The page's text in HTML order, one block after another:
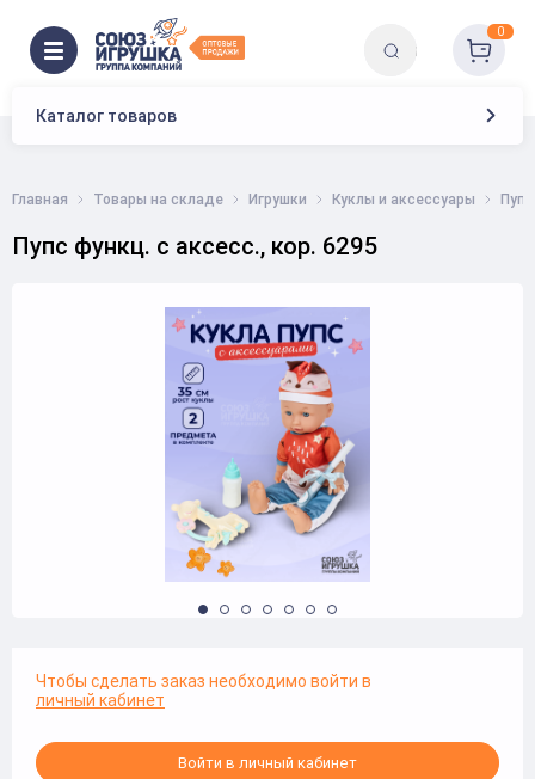
Каталог товаров
0
Главная Товары на складе Игрушки Куклы и аксессуары
Пупс функц. с аксесс., кор. 6295
Чтобы сделать заказ необходимо войти в
личный кабинет
Войти в личный кабинет